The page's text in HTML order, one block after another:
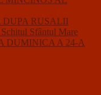
DUPA RUSALII
Sfântul Mare
DUMINICA A 24-A